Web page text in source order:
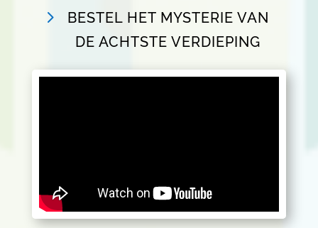
BESTEL HET MYSTERIE VAN
DE ACHTSTE VERDIEPING